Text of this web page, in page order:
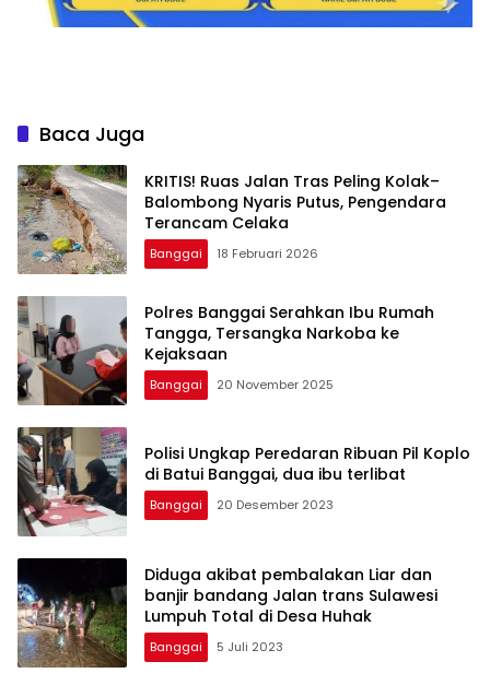
Baca Juga
KRITIS! Ruas Jalan Tras Peling Kolak–
Balombong Nyaris Putus, Pengendara
Terancam Celaka
Banggai 18 Februari 2026
Polres Banggai Serahkan Ibu Rumah
Tangga, Tersangka Narkoba ke
Kejaksaan
Banggai 20 November 2025
Polisi Ungkap Peredaran Ribuan Pil Koplo
di Batui Banggai, dua ibu terlibat
Banggai 20 Desember 2023
Diduga akibat pembalakan Liar dan
banjir bandang Jalan trans Sulawesi
Lumpuh Total di Desa Huhak
Banggai 5 Juli 2023